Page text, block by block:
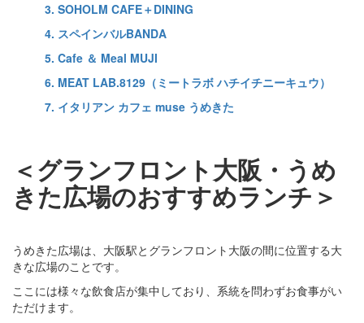
3. SOHOLM CAFE＋DINING
4. スペインバルBANDA
5. Cafe ＆ Meal MUJI
6. MEAT LAB.8129（ミートラボ ハチイチニーキュウ）
7. イタリアン カフェ muse うめきた
＜グランフロント大阪・うめ
きた広場のおすすめランチ＞
うめきた広場は、大阪駅とグランフロント大阪の間に位置する大
きな広場のことです。
ここには様々な飲食店が集中しており、系統を問わずお食事がい
ただけます。